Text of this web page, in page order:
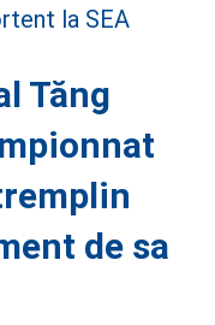
Tăng
de sa